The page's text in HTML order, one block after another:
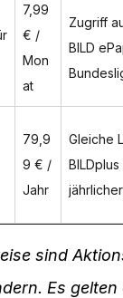
7,99
€ /
Mon
at
Zugriff
BILD
79,9
9 € /
Jahr
Gleiche
sind
Es gelten